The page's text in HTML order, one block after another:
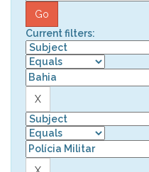
Current filters: